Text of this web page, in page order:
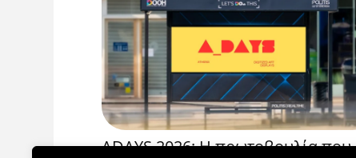
ADAYS 2026: Η πρωτοβουλία που